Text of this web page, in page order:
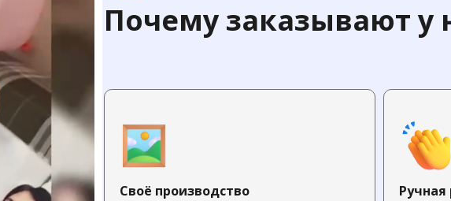
Ручная
Своё производство
Почему заказывают у